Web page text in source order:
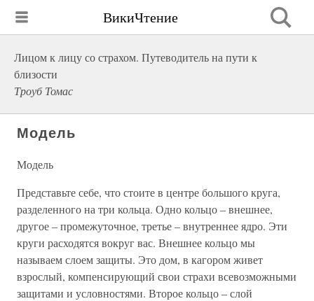
ВикиЧтение
Лицом к лицу со страхом. Путеводитель на пути к
близости
Троуб Томас
Модель
Модель
Представьте себе, что стоите в центре большого круга,
разделенного на три кольца. Одно кольцо – внешнее,
другое – промежуточное, третье – внутреннее ядро. Эти
круги расходятся вокруг вас. Внешнее кольцо мы
называем слоем защиты. Это дом, в кагором живет
взрослый, компенсирующий свои страхи всевозможными
защитами и условностями. Второе кольцо – слой